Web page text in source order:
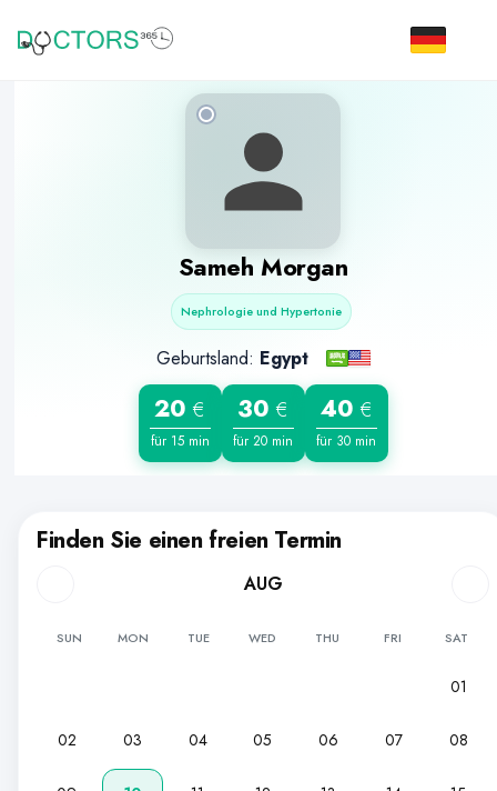
Sameh Morgan
Nephrologie und Hypertonie
Geburtsland: Egypt
20 €
für 15 min
30 €
für 20 min
40 €
für 30 min
Finden Sie einen freien Termin
AUG
SUN MON TUE WED THU FRI SAT
01
02 03 04 05 06 07 08